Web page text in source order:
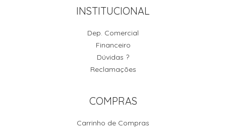
INSTITUCIONAL
Dep. Comercial
Financeiro
Dúvidas ?
Reclamações
COMPRAS
Carrinho de Compras